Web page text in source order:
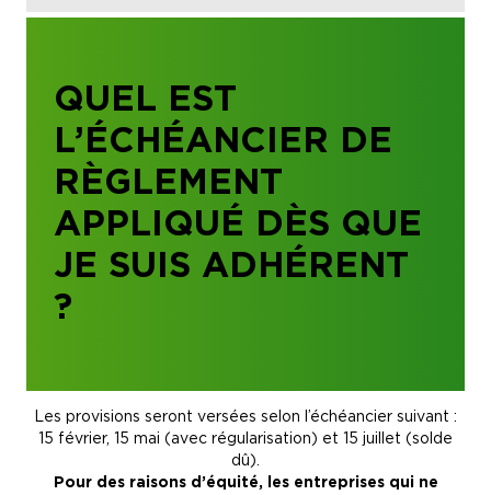
QUEL EST
L’ÉCHÉANCIER DE
RÈGLEMENT
APPLIQUÉ DÈS QUE
JE SUIS ADHÉRENT
?
Les provisions seront versées selon l’échéancier suivant :
15 février, 15 mai (avec régularisation) et 15 juillet (solde
dû).
Pour des raisons d’équité, les entreprises qui ne